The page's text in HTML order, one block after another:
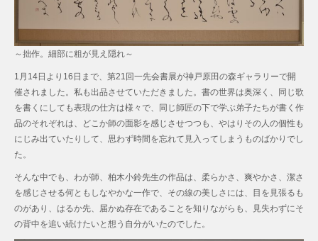
～拙作。細部に粗が見え隠れ～
1月14日より16日まで、第21回一先会書展が神戸原田の森ギャラリーで開
催されました。私も出品させていただきました。書の世界は奥深く、同じ歌
を書くにしても表現の仕方は様々で、同じ師匠の下で学ぶ弟子たちが書く作
品のそれぞれは、どこか師の面影を感じさせつつも、やはりその人の個性も
にじみ出ていたりして、思わず時間を忘れて見入ってしまうものばかりでし
た。
そんな中でも、わが師、柏木小鈴先生の作品は、柔らかさ、爽やかさ、潔さ
を感じさせる何ともしなやかな一作で、その線の美しさには、目を見張るも
のがあり、はるか先、届かぬ存在であることを知りながらも、見失わずにそ
の背中を追い続けたいと想う自分がいたのでした。